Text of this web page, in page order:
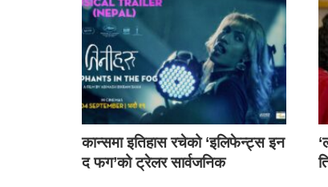
कान्समा इतिहास रचेको ‘इलिफेन्ट्स इन
द फग’को ट्रेलर सार्वजनिक